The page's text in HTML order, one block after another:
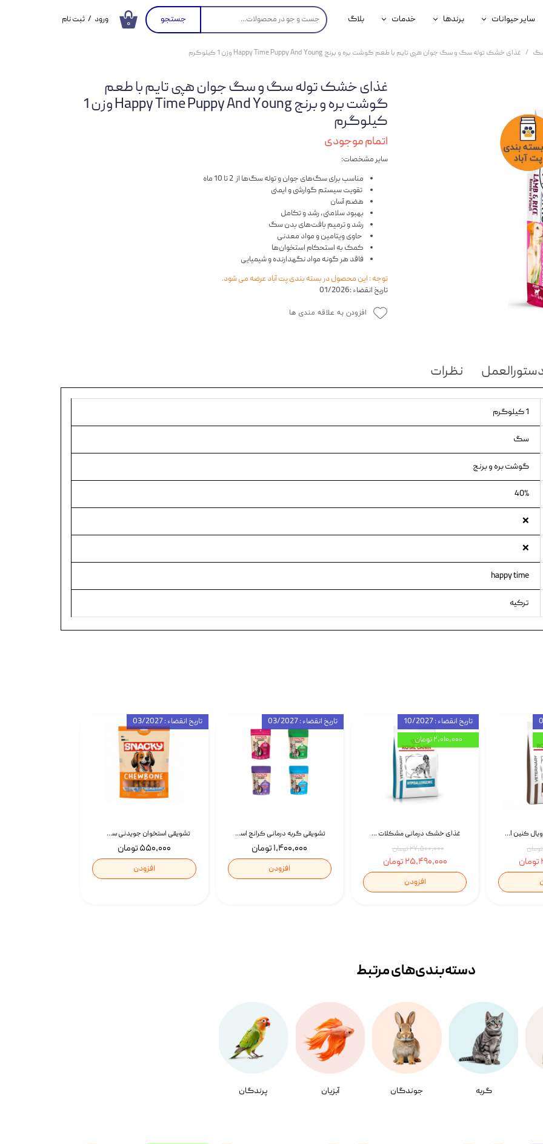
۰ جستجو
سگ
سایر حیوانات
محصولات پرندگان
برندها
جوسرا
خدمات
خدمات آنلاین دامپزشکی
بلاگ ورود / ثبت نام
خروج از حساب
غذای خشک توله سگ و سگ جوان هپی تایم با طعم گوشت بره و برنج Happy Time Puppy And Young وزن 1 کیلوگرم
غذای خشک توله سگ و سگ جوان هپی تایم با طعم
گوشت بره و برنج Happy Time Puppy And Young وزن 1
کیلوگرم
اتمام موجودی
سایر مشخصات:
مناسب برای سگ‌های جوان و توله سگ‌ها از 2 تا 10 ماه
تقویت سیستم گوارشی و ایمنی
هضم آسان
بهبود سلامتی، رشد و تکامل
رشد و ترمیم بافت‌های بدن سگ
حاوی ویتامین و مواد معدنی
کمک به استحکام استخوان‌ها
فاقد هر گونه مواد نگهدارنده و شیمیایی
توجه : این محصول در بسته بندی پت آباد عرضه می شود.
تاریخ انقضاء :01/2026
افزودن به علاقه مندی ها
نظرات
1 کیلوگرم
سگ
گوشت بره و برنج
40%
❌
❌
happy time
ترکیه
تشویقی استخوان جویدنی سگ اسنکی کرانچی با طعم مرغ Snacky Crunchy Munchy وزن 100 گرم
۵۵۰,۰۰۰ تومان
افزودن
تاریخ انقضاء : 03/2027
تشویقی گربه درمانی کرانچ اسنکی با طعم میکس Snacky Crunch Cat Treats وزن 60 گرم بسته 4 عددی
۱,۴۰۰,۰۰۰ تومان
افزودن
تاریخ انقضاء : 03/2027
غذای خشک درمانی مشکلات گوارشی سگ رویال کنین Royal Canin Hypoallergenic وزن 7 کیلوگرم | پت استوک
۲۷,۵۰۰,۰۰۰ تومان
۲۵,۴۹۰,۰۰۰ تومان
افزودن
تاریخ انقضاء : 10/2027
۲,۰۱۰,۰۰۰ تومان
غذای خشک سگ رویال کنین Royal Canin Gastrointestinal وزن 7.5 کیلوگرم | پت استوک
گربه جوندگان آبزیان پرندگان
دسته‌بندی‌‌های مرتبط